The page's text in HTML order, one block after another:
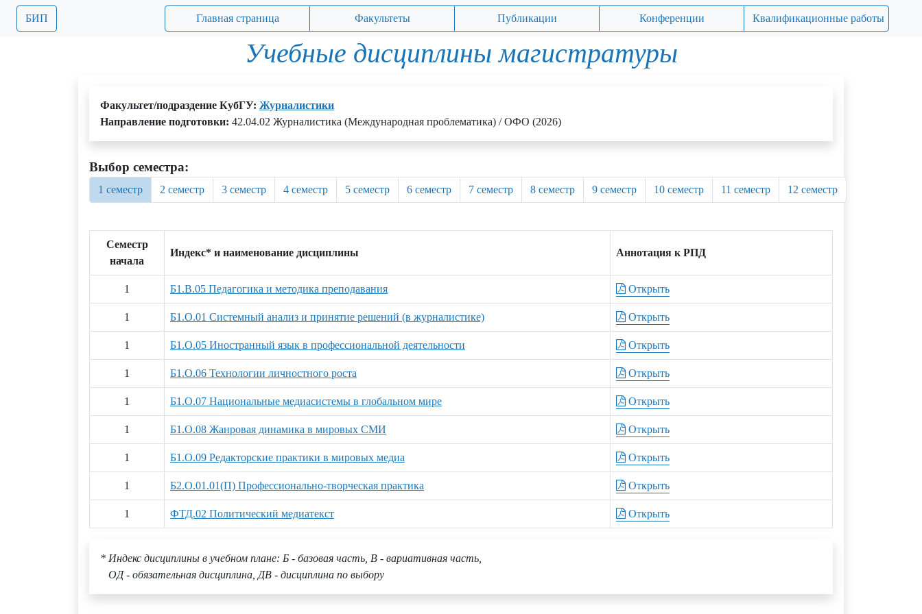
БИП Главная страница Факультеты Публикации Конференции Квалификационные работы
Учебные дисциплины магистратуры
Факультет/подраздение КубГУ: Журналистики
Направление подготовки: 42.04.02 Журналистика (Международная проблематика) / ОФО (2026)
Выбор семестра:
1 семестр 2 семестр 3 семестр 4 семестр 5 семестр 6 семестр 7 семестр 8 семестр 9 семестр 10 семестр 11 семестр 12 семестр
Семестр
начала
Индекс* и наименование дисциплины Аннотация к РПД
1 Б1.В.05 Педагогика и методика преподавания Открыть
1 Б1.О.01 Системный анализ и принятие решений (в журналистике) Открыть
1 Б1.О.05 Иностранный язык в профессиональной деятельности Открыть
1 Б1.О.06 Технологии личностного роста Открыть
1 Б1.О.07 Национальные медиасистемы в глобальном мире Открыть
1 Б1.О.08 Жанровая динамика в мировых СМИ Открыть
1 Б1.О.09 Редакторские практики в мировых медиа Открыть
1 Б2.О.01.01(П) Профессионально-творческая практика Открыть
1 ФТД.02 Политический медиатекст Открыть
* Индекс дисциплины в учебном плане: Б - базовая часть, В - вариативная часть,
ОД - обязательная дисциплина, ДВ - дисциплина по выбору